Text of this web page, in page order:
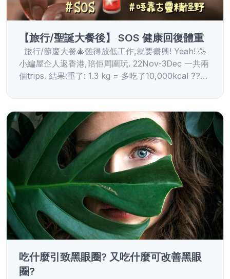
【旅行/聖誕大餐後】 SOS 健康回復體重
旅行/節慶大餐🎄難得放低工作,就要盡興! Yeah! 🥳
小編屋企人返香港,陪佢周圍玩. 22Nov-3Dec 一共兩
個trips. 結果:重了: 1.3 kg = 多吃了10,000kcal ??…
吃什麼引致黑眼圈? 又吃什麼可改善黑眼
圈?